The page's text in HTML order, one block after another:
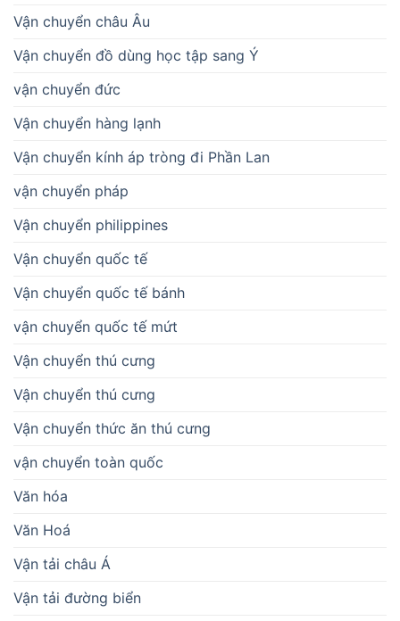
Vận chuyển châu Âu
Vận chuyển đồ dùng học tập sang Ý
vận chuyển đức
Vận chuyển hàng lạnh
Vận chuyển kính áp tròng đi Phần Lan
vận chuyển pháp
Vận chuyển philippines
Vận chuyển quốc tế
Vận chuyển quốc tế bánh
vận chuyển quốc tế mứt
Vận chuyển thú cưng
Vận chuyển thú cưng
Vận chuyển thức ăn thú cưng
vận chuyển toàn quốc
Văn hóa
Văn Hoá
Vận tải châu Á
Vận tải đường biển